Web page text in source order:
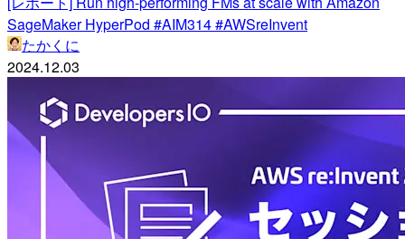
SageMaker HyperPod #AIM314 #AWSreInvent
たかくに
2024.12.03